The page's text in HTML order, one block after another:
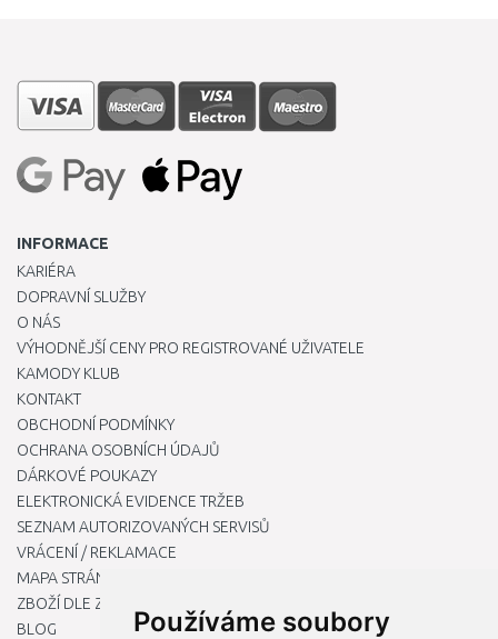
Používáme soubory
INFORMACE
KARIÉRA
DOPRAVNÍ SLUŽBY
O NÁS
VÝHODNĚJŠÍ CENY PRO REGISTROVANÉ UŽIVATELE
KAMODY KLUB
KONTAKT
OBCHODNÍ PODMÍNKY
OCHRANA OSOBNÍCH ÚDAJŮ
DÁRKOVÉ POUKAZY
ELEKTRONICKÁ EVIDENCE TRŽEB
SEZNAM AUTORIZOVANÝCH SERVISŮ
VRÁCENÍ / REKLAMACE
MAPA STRÁNKY
ZBOŽÍ DLE ZNAČEK
BLOG